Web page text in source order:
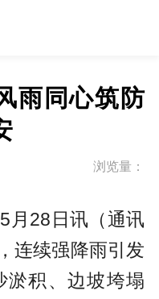
雨同心筑防
浏览量：
月28日讯（通讯
连续强降雨引发
淤积、边坡垮塌